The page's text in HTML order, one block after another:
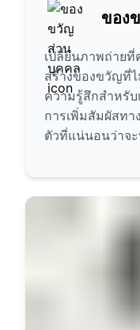
ของ
เปลี่ยนภาพถ่าย
สร้างของขวัญที่ไ
ความรู้สึกสำหรั
การเพิ่มสัมผัสท
ตัวที่แน่นอนว่าจ